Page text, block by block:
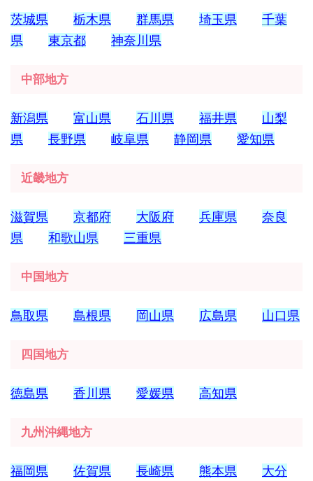
茨城県 栃木県 群馬県 埼玉県
千葉
県
東京都 神奈川県
中部地方
新潟県 富山県 石川県 福井県
山梨
県
長野県 岐阜県 静岡県 愛知県
近畿地方
滋賀県 京都府 大阪府 兵庫県
奈良
県
和歌山県 三重県
中国地方
鳥取県 島根県 岡山県 広島県 山口県
四国地方
徳島県 香川県 愛媛県 高知県
九州沖縄地方
福岡県 佐賀県 長崎県 熊本県
大分